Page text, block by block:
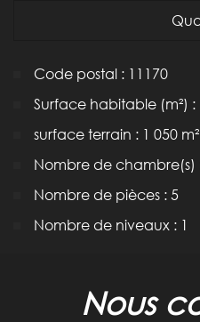
Code postal : 11170
Surface habitable (m²) :
surface terrain : 1 050 m²
Nombre de chambre(s)
Nombre de pièces : 5
Nombre de niveaux : 1
nous